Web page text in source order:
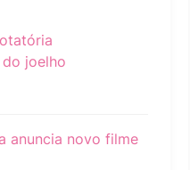
joelho
anuncia novo filme